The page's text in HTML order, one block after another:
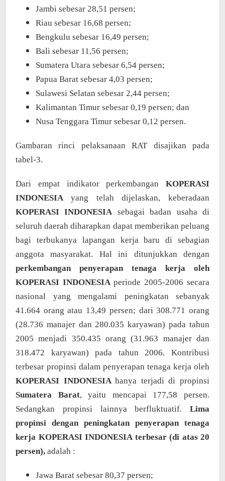
Jambi sebesar 28,51 persen;
Riau sebesar 16,68 persen;
Bengkulu sebesar 16,49 persen;
Bali sebesar 11,56 persen;
Sumatera Utara sebesar 6,54 persen;
Papua Barat sebesar 4,03 persen;
Sulawesi Selatan sebesar 2,44 persen;
Kalimantan Timur sebesar 0,19 persen; dan
Nusa Tenggara Timur sebesar 0,12 persen.
Gambaran rinci pelaksanaan RAT disajikan pada
tabel-3.
Dari empat indikator perkembangan KOPERASI
INDONESIA yang telah dijelaskan, keberadaan
KOPERASI INDONESIA sebagai badan usaha di
seluruh daerah diharapkan dapat memberikan peluang
bagi terbukanya lapangan kerja baru di sebagian
anggota masyarakat. Hal ini ditunjukkan dengan
perkembangan penyerapan tenaga kerja oleh
KOPERASI INDONESIA periode 2005-2006 secara
nasional yang mengalami peningkatan sebanyak
41.664 orang atau 13,49 persen; dari 308.771 orang
(28.736 manajer dan 280.035 karyawan) pada tahun
2005 menjadi 350.435 orang (31.963 manajer dan
318.472 karyawan) pada tahun 2006. Kontribusi
terbesar propinsi dalam penyerapan tenaga kerja oleh
KOPERASI INDONESIAhanya terjadi di propinsi
Sumatera Barat, yaitu mencapai 177,58 persen.
Sedangkan propinsi lainnya berfluktuatif. Lima
propinsi dengan peningkatan penyerapan tenaga
kerja KOPERASI INDONESIA terbesar (di atas 20
persen), adalah :
Jawa Barat sebesar 80,37 persen;